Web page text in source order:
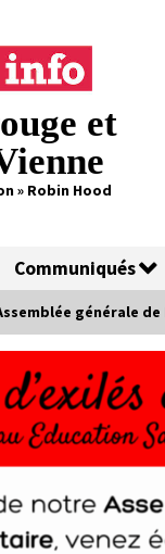
et
» Robin Hood
Communiqués
générale de